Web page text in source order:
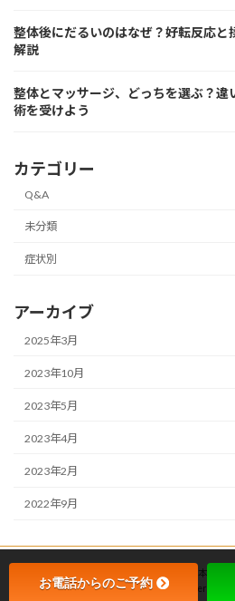
整体後にだるいのはなぜ？好転反応と
解説
整体とマッサージ、どっちを選ぶ？違
術を受けよう
カテゴリー
Q&A
未分類
症状別
アーカイブ
2025年3月
2023年10月
2023年5月
2023年4月
2023年2月
2022年9月
Copyright © 千歳烏山駅の整骨院なら根本改善
Reserved.
お電話からのご予約